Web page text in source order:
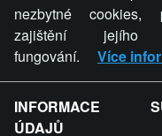
stránku, nemůže z
komentáře pro
provozovateli stránky
ZVRÁCENÝ.CZ -
nezbytné cookies,
zajištění jejího
fungování.
Více
INFORMACE
ÚDAJŮ